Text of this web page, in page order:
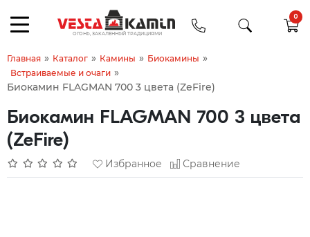
0
Главная » Каталог » Камины » Биокамины »
Встраиваемые и очаги »
Биокамин FLAGMAN 700 3 цвета (ZeFire)
Биокамин FLAGMAN 700 3 цвета
(ZeFire)
Избранное Сравнение